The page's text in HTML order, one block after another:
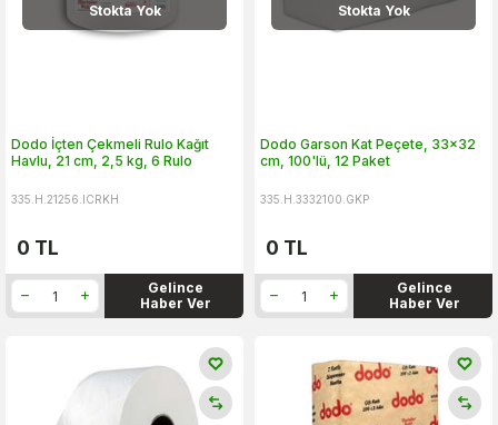
Stokta Yok
Dodo İçten Çekmeli Rulo Kağıt
Havlu, 21 cm, 2,5 kg, 6 Rulo
335.H.21256.ICRKH
0 TL
Gelince
Haber Ver
Stokta Yok
Dodo Garson Kat Peçete, 33x32
cm, 100'lü, 12 Paket
335.H.3332100.GKP
0 TL
Gelince
Haber Ver